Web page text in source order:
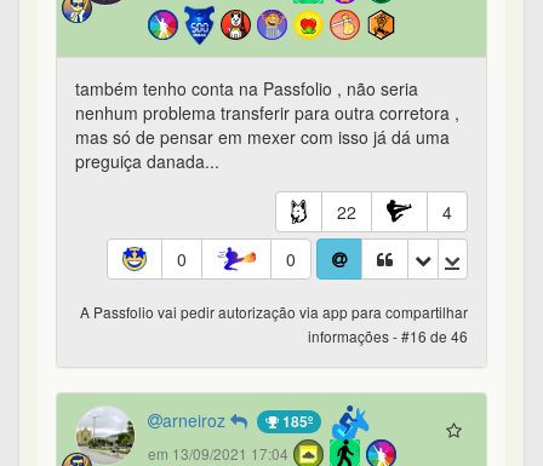
também tenho conta na Passfolio , não seria
nenhum problema transferir para outra corretora ,
mas só de pensar em mexer com isso já dá uma
preguiça danada...
22
4
0
0
A Passfolio vai pedir autorização via app para compartilhar
informações - #16 de 46
arneiroz 185º
em 13/09/2021 17:04